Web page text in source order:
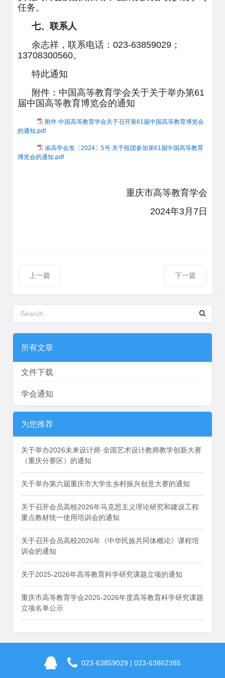
任务。
七、联系人
余志祥，联系电话： 023-63859029 ；
13708300560。
特此通知
附件：中国高等教育学会关于关于举办第61
届中国高等教育博览会的通知
附件 中国高等教育学会关于召开第61届中国高等教育博览会
的通知.pdf
渝高学会发〔2024〕5号 关于组团参加第61届中国高等教育
博览会的通知.pdf
重庆市高等教育学会
2024年3月 7 日
上一篇 下一篇
所有文章
文件下载
学会通知
为您推荐
关于举办2026未来设计师·全国艺术设计教师教学创新大赛
（重庆分赛区）的通知
关于举办第六届重庆市大学生乡村振兴创意大赛的通知
关于召开会员高校2026年马克思主义理论研究和建设工程
重点教材统一使用培训会的通知
关于召开会员高校2026年《中华民族共同体概论》课程培
训会的通知
关于2025-2026年高等教育科学研究课题立项的通知
重庆市高等教育学会2025-2026年度高等教育科学研究课题
立项名单公示
023-63859029 | 023-63862385